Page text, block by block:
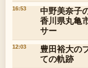
16:53
中野美奈子
香川県丸亀
サー
12:03
豊田裕大の
ての軌跡